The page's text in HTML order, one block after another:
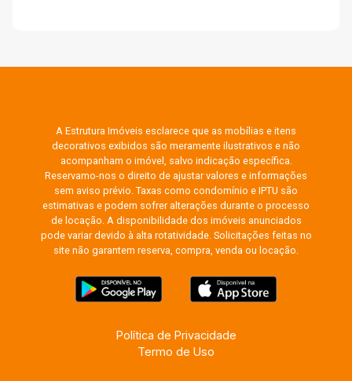
A Estrutura Imóveis esclarece que as mobílias e itens
decorativos exibidos são meramente ilustrativos e não
acompanham o imóvel, salvo indicação específica.
Reservamo-nos o direito de ajustar valores e informações
sem aviso prévio. Taxas como condomínio e IPTU são
estimativas e podem sofrer alterações durante o processo
de locação. A disponibilidade dos imóveis anunciados
pode variar devido à alta rotatividade. Solicitações feitas no
site não garantem reserva, compra, venda ou locação.
Política de Privacidade
Termo de Uso